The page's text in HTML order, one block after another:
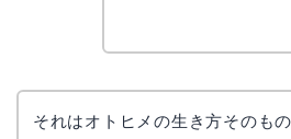
それはオトヒメの生き方そのも